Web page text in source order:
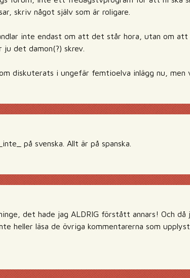
skriv något själv som är roligare.
inte endast om att det står hora, utan om att
det damon(?) skrev.
diskuterats i ungefär femtioelva inlägg nu, men
på svenska. Allt är på spanska.
det hade jag ALDRIG förstått annars! Och
heller läsa de övriga kommentarerna som